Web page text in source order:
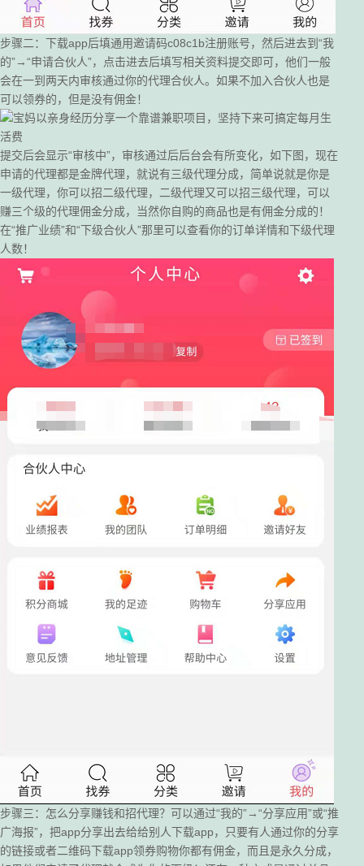
步骤二：下载app后填通用邀请码c08c1b注册账号，然后进去到“我
的”→“申请合伙人”，点击进去后填写相关资料提交即可，他们一般
会在一到两天内审核通过你的代理合伙人。如果不加入合伙人也是
可以领券的，但是没有佣金！
提交后会显示“审核中”，审核通过后后台会有所变化，如下图，现在
申请的代理都是金牌代理，就说有三级代理分成，简单说就是你是
一级代理，你可以招二级代理，二级代理又可以招三级代理，可以
赚三个级的代理佣金分成，当然你自购的商品也是有佣金分成的！
在“推广业绩”和“下级合伙人”那里可以查看你的订单详情和下级代理
人数！
步骤三：怎么分享赚钱和招代理？可以通过“我的”→“分享应用”或“推
广海报”，把app分享出去给给别人下载app，只要有人通过你的分享
的链接或者二维码下载app领券购物你都有佣金，而且是永久分成，